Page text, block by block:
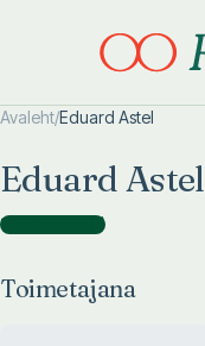
Avaleht/Eduard Astel
Eduard Astel
Toimetajana )
Toimetajana